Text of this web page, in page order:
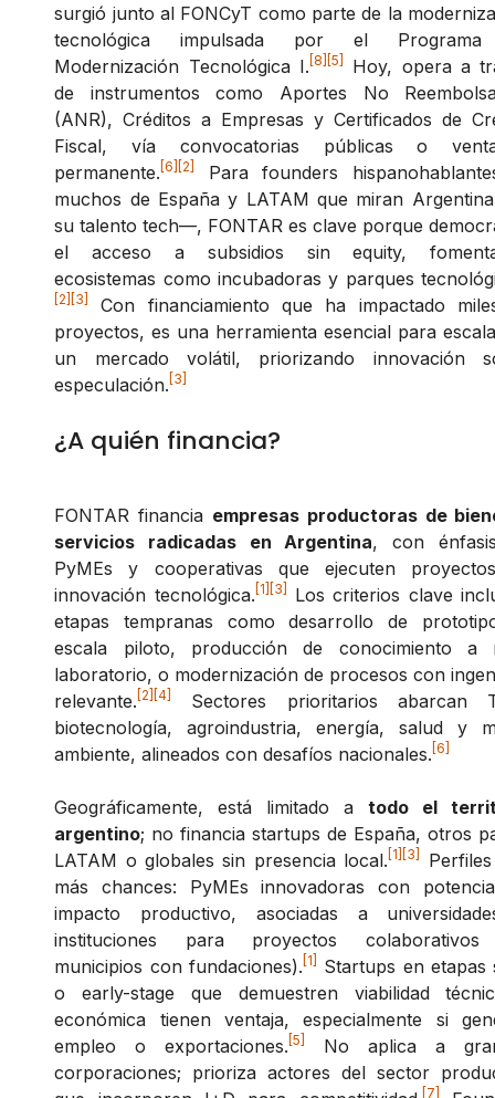
surgió junto al FONCyT como parte de la
tecnológica impulsada por el
Modernización Tecnológica I. [8] [5]
Hoy, opera a
de instrumentos como Aportes No
(ANR), Créditos a Empresas y Certificados de
Fiscal, vía convocatorias públicas o
permanente. [6] [2]
Para founders
muchos de España y LATAM que miran
su talento tech—, FONTAR es clave porque
el acceso a subsidios sin equity,
ecosistemas como incubadoras y parques
[2] [3]
Con financiamiento que ha impactado
proyectos, es una herramienta esencial para
un mercado volátil, priorizando innovación
especulación. [3]
¿A quién financia?
FONTAR financia empresas productoras de
servicios radicadas en Argentina, con
PyMEs y cooperativas que ejecuten
innovación tecnológica. [1] [3]
Los criterios clave
etapas tempranas como desarrollo de
escala piloto, producción de conocimiento a
laboratorio, o modernización de procesos con
relevante. [2] [4]
Sectores prioritarios abarcan
biotecnología, agroindustria, energía, salud y
ambiente, alineados con desafíos nacionales. [6]
Geográficamente, está limitado atodo el
argentino; no financia startups de España, otros
LATAM o globales sin presencia local. [1] [3]
más chances: PyMEs innovadoras con
impacto productivo, asociadas a
instituciones para proyectos
municipios con fundaciones). [1]
Startups en etapas
o early-stage que demuestren viabilidad
económica tienen ventaja, especialmente si
empleo o exportaciones. [5]
No aplica a
corporaciones; prioriza actores del sector
[7]